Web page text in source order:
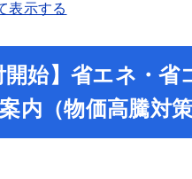
表示する
開始】省エネ・
内（物価高騰対策